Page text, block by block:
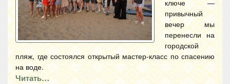
ключе —
привычный
вечер мы
перенесли на
городской
пляж, где состоялся открытый мастер-класс по спасению
на воде.
Читать…